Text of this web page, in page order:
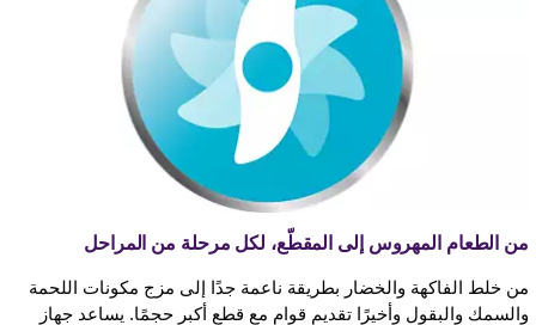
من الطعام المهروس إلى المقطّع، لكل مرحلة من المراحل
من خلط الفاكهة والخضار بطريقة ناعمة جدًا إلى مزج مكونات اللحمة
والسمك والبقول وأخيرًا تقديم قوام مع قطعٍ أكبر حجمًا. يساعد جهاز